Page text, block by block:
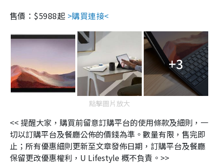
售價：$5988起 >購買連接<
+3
點擊圖片放大
<< 提醒大家，購買前留意訂購平台的使用條款及細則，一
切以訂購平台及餐廳公佈的價錢為準。數量有限，售完即
止；所有優惠細則更新至文章發佈日期，訂購平台及餐廳
保留更改優惠權利，U Lifestyle 概不負責。>>